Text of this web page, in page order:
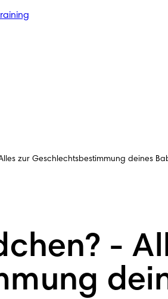
zur Geschlechtsbestimmung deines
-